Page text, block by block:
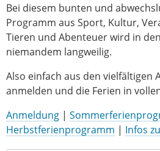
Bei diesem bunten und
Programm aus Sport, Kultur,
Tieren und Abenteuer wird in
niemandem langweilig.
Also einfach aus den vielfältigen
anmelden und die Ferien in
Anmeldung |
Herbstferienprogramm | Infos